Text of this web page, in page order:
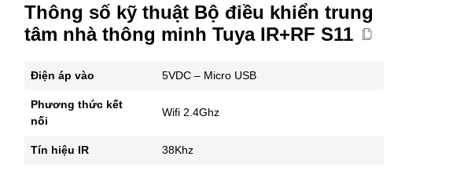
Thông số kỹ thuật Bộ điều khiển trung
tâm nhà thông minh Tuya IR+RF S11
Điện áp vào 5VDC – Micro USB
Phương thức kết
nối
Wifi 2.4Ghz
Tín hiệu IR 38Khz